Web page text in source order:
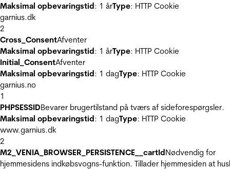
Maksimal opbevaringstid: 1 årType: HTTP Cookie
garnius.dk
2
Cross_ConsentAfventer
Maksimal opbevaringstid: 1 årType: HTTP Cookie
Initial_ConsentAfventer
Maksimal opbevaringstid: 1 dagType: HTTP Cookie
garnius.no
1
PHPSESSIDBevarer brugertilstand på tværs af sideforespørgsler.
Maksimal opbevaringstid: 1 dagType: HTTP Cookie
www.garnius.dk
2
M2_VENIA_BROWSER_PERSISTENCE__cartIdNødvendig for
hjemmesidens indkøbsvogns-funktion. Tillader hjemmesiden at